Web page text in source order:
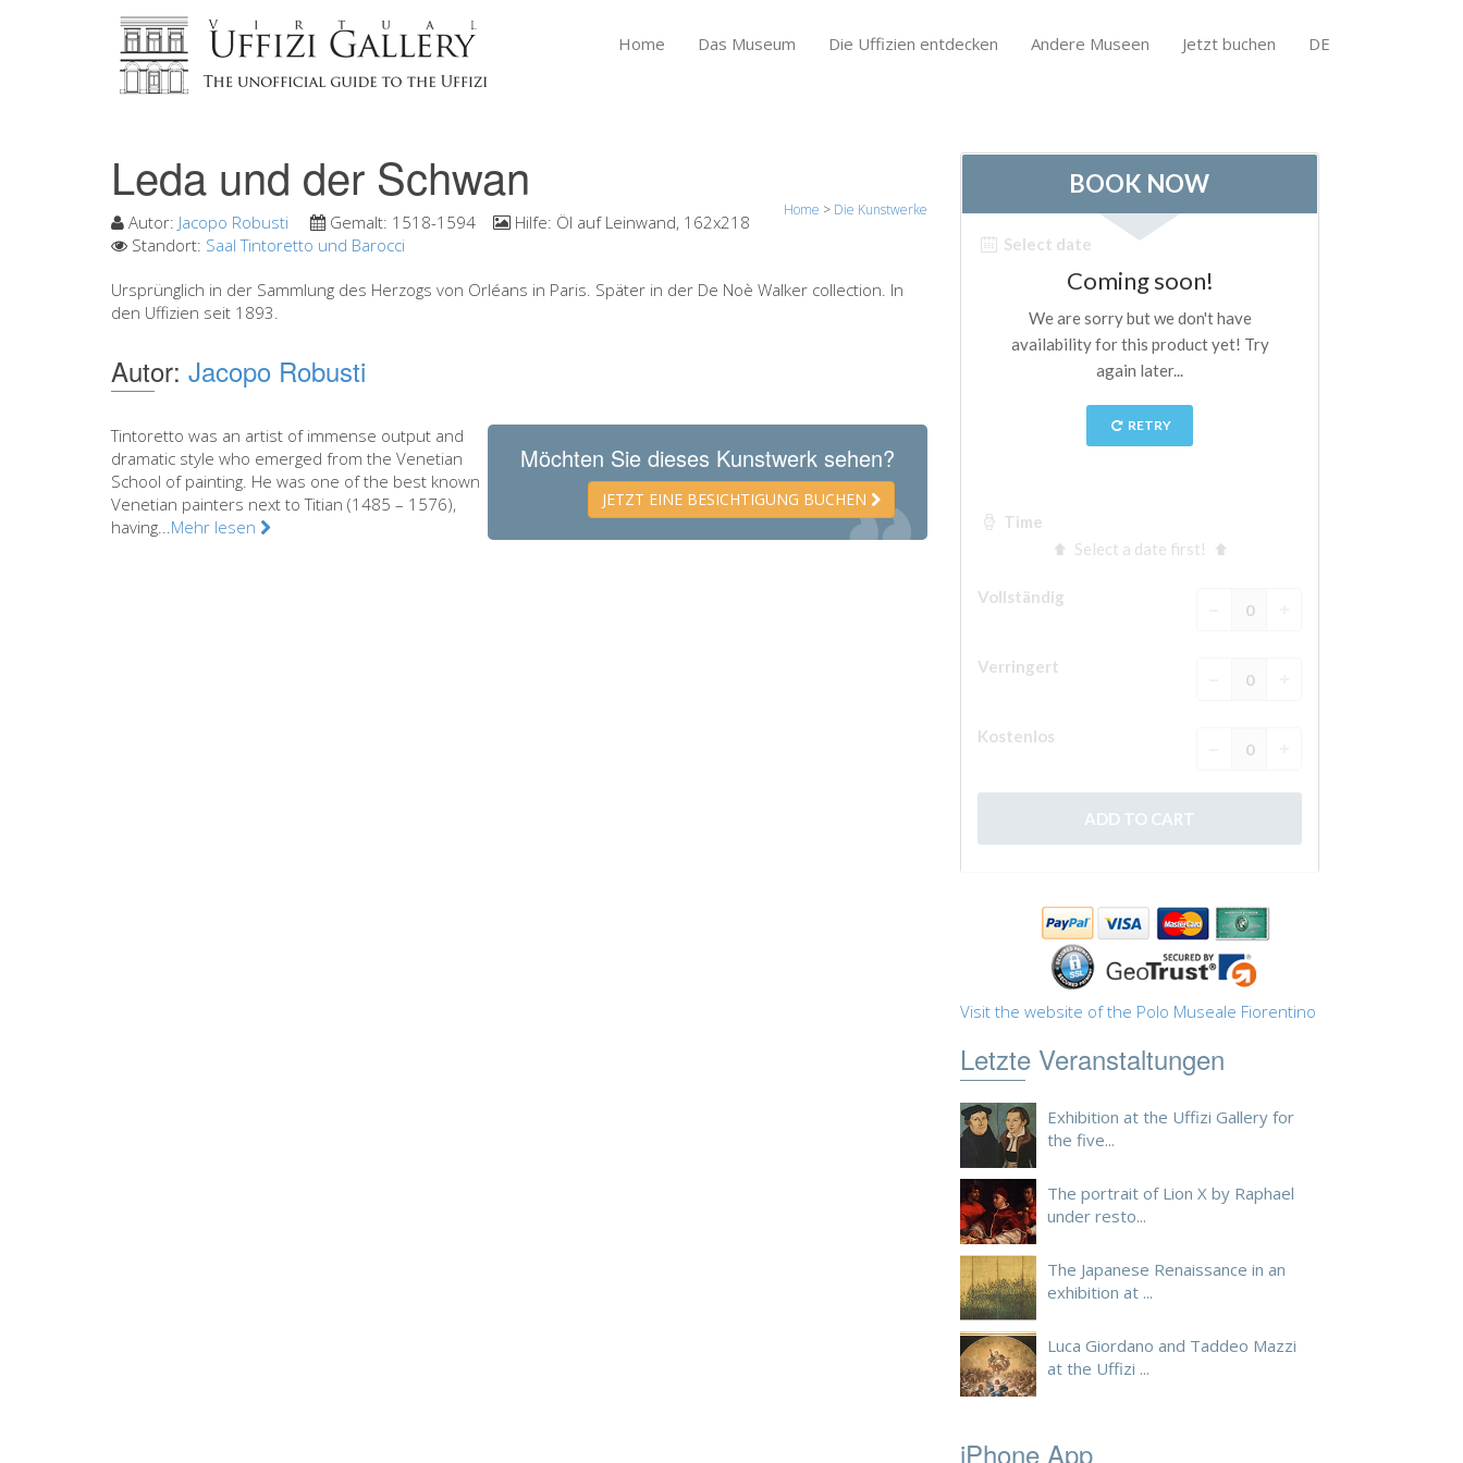
Home Das Museum Die Uffizien entdecken Andere Museen Jetzt buchen DE
Leda und der Schwan
Home > Die Kunstwerke
Autor: Jacopo Robusti Gemalt: 1518-1594 Hilfe: Öl auf Leinwand, 162x218
Standort: Saal Tintoretto und Barocci
Ursprünglich in der Sammlung des Herzogs von Orléans in Paris. Später in der De Noè Walker collection. In
den Uffizien seit 1893.
Autor: Jacopo Robusti
Möchten Sie dieses Kunstwerk sehen?
JETZT EINE BESICHTIGUNG BUCHEN
Tintoretto was an artist of immense output and
dramatic style who emerged from the Venetian
School of painting. He was one of the best known
Venetian painters next to Titian (1485 – 1576),
having...Mehr lesen
Visit the website of the Polo Museale Fiorentino
Letzte Veranstaltungen
Exhibition at the Uffizi Gallery for
the five...
The portrait of Lion X by Raphael
under resto...
The Japanese Renaissance in an
exhibition at ...
Luca Giordano and Taddeo Mazzi
at the Uffizi ...
iPhone App